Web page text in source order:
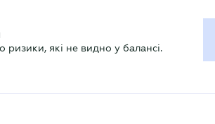
ризики, які не видно у балансі.